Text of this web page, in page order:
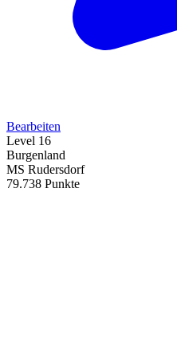
Bearbeiten
Level 16
Burgenland
MS Rudersdorf
79.738 Punkte